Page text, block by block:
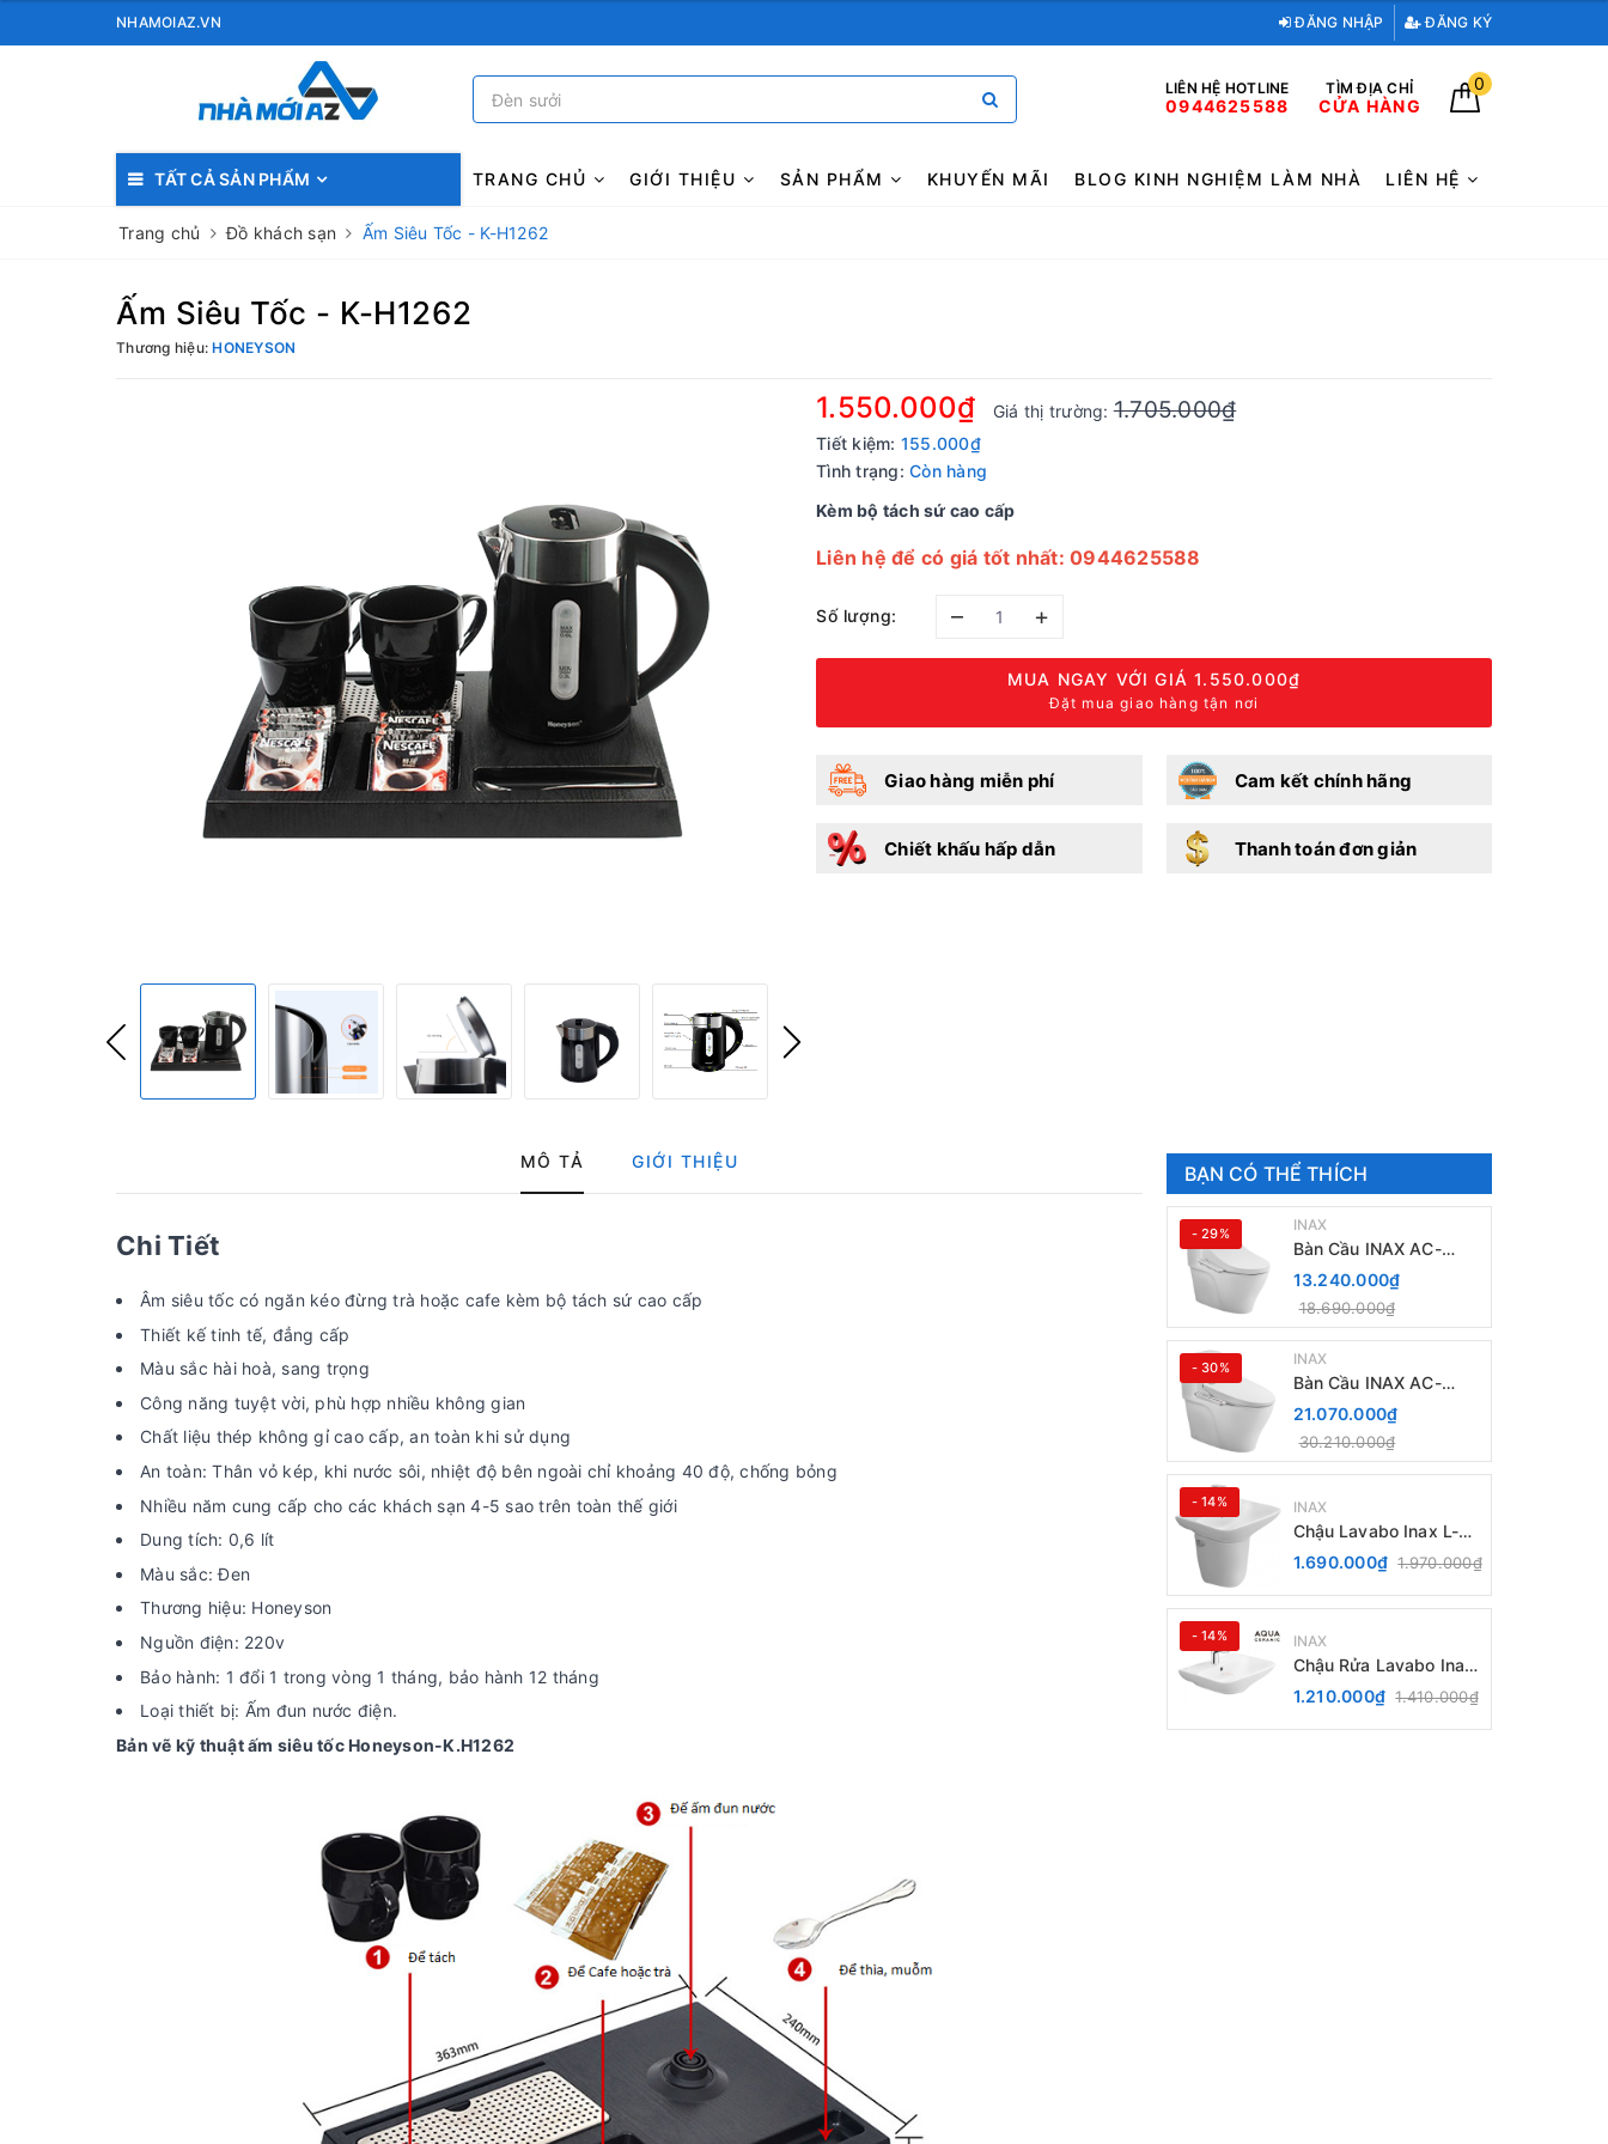
NHAMOIAZ.VN ĐĂNG NHẬP ĐĂNG KÝ
LIÊN HỆ HOTLINE
0944625588
TÌM ĐỊA CHỈ
CỬA HÀNG
0
TẤT CẢ SẢN PHẨM TRANG CHỦ GIỚI THIỆU SẢN PHẨM KHUYẾN MÃI BLOG KINH NGHIỆM LÀM NHÀ LIÊN HỆ
Trang chủ Đồ khách sạn Ấm Siêu Tốc - K-H1262
Ấm Siêu Tốc - K-H1262
Thương hiệu:HONEYSON
1.550.000₫ Giá thị trường:1.705.000₫
Tiết kiệm: 155.000₫
Tình trạng: Còn hàng
Kèm bộ tách sứ cao cấp
Liên hệ để có giá tốt nhất: 0944625588
Số lượng: – +
MUA NGAY VỚI GIÁ1.550.000₫
Đặt mua giao hàng tận nơi
Giao hàng miễn phí Cam kết chính hãng
Chiết khấu hấp dẫn Thanh toán đơn giản
MÔ TẢ GIỚI THIỆU
Chi Tiết
Âm siêu tốc có ngăn kéo đừng trà hoặc cafe kèm bộ tách sứ cao cấp
Thiết kế tinh tế, đẳng cấp
Màu sắc hài hoà, sang trọng
Công năng tuyệt vời, phù hợp nhiều không gian
Chất liệu thép không gỉ cao cấp, an toàn khi sử dụng
An toàn: Thân vỏ kép, khi nước sôi, nhiệt độ bên ngoài chỉ khoảng 40 độ, chống bỏng
Nhiều năm cung cấp cho các khách sạn 4-5 sao trên toàn thế giới
Dung tích: 0,6 lít
Màu sắc: Đen
Thương hiệu: Honeyson
Nguồn điện: 220v
Bảo hành: 1 đổi 1 trong vòng 1 tháng, bảo hành 12 tháng
Loại thiết bị: Ấm đun nước điện.
Bản vẽ kỹ thuật ấm siêu tốc Honeyson-K.H1262
BẠN CÓ THỂ THÍCH
- 29% INAX
Bàn Cầu INAX AC-
989+ Nắp Điện Tử CW-
H18VN
13.240.000₫
18.690.000₫
- 30% INAX
Bàn Cầu INAX AC-
989+ Nắp rửa điện Tử
CW-H20VN
21.070.000₫
30.210.000₫
- 14% INAX
Chậu Lavabo Inax L-
289V kèm Chân chậu
ngắn L-288VC Treo
Tường
1.690.000₫ 1.970.000₫
- 14% INAX
Chậu Rửa Lavabo Inax
AL-289V (EC/FC) Treo
Tường Aqua Ceramic
1.210.000₫ 1.410.000₫